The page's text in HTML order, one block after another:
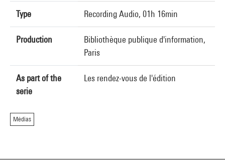
Type Recording Audio, 01h 16min
Production
Bibliothèque publique d'information,
Paris
As part of the
serie
Les rendez-vous de l'édition
Médias